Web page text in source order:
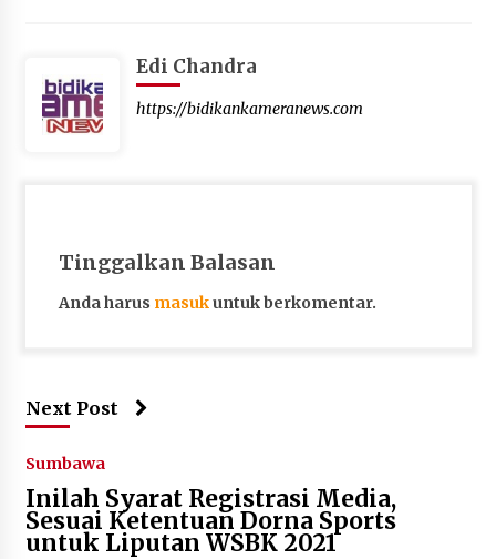
Edi Chandra
https://bidikankameranews.com
Tinggalkan Balasan
Anda harus masukuntuk berkomentar.
Next Post
Sumbawa
Inilah Syarat Registrasi Media,
Sesuai Ketentuan Dorna Sports
untuk Liputan WSBK 2021